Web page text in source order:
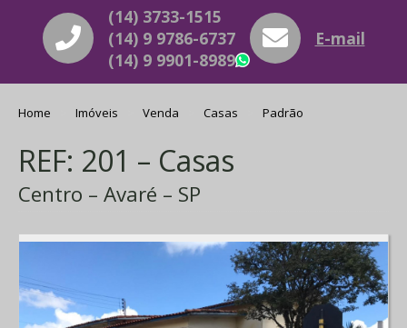
(14) 3733-1515
(14) 9 9786-6737
(14) 9 9901-8989
WhatsApp
E-mail
Home Imóveis Venda Casas Padrão
REF: 201 – Casas
Centro – Avaré – SP